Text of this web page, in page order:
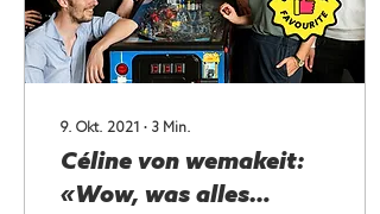
9. Okt. 2021 ∙ 3 Min.
Céline von wemakeit:
«Wow, was alles